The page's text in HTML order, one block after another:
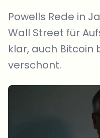
Powells Rede in
Wall Street für
klar, auch Bitcoin
verschont.